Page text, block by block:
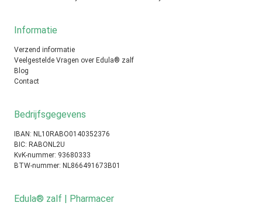
Informatie
Verzend informatie
Veelgestelde Vragen over Edula® zalf
Blog
Contact
Bedrijfsgegevens
IBAN: NL10RABO0140352376
BIC: RABONL2U
KvK-nummer: 93680333
BTW-nummer: NL866491673B01
Edula® zalf | Pharmacer